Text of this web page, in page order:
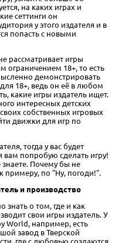
на каких играх и
сеттинги он
у этого издателя и в
попасть с новыми
рассматривает игры
ограничением 18+, то есть
демонстрировать
18+, ведь он её в любом
какие игры издатель ищет.
интересных детских
собственных игровых
движки для игр по
тогда у вас будет
вам попробую сделать игру!
Почему бы не
примеру, по "Ну, погоди!".
и производство
знать о том, где и как
свои игры издатель. У
World, например, есть
завод в Тверской
где с любовью создаются